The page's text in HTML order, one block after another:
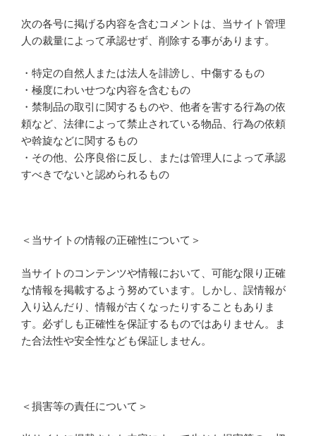
次の各号に掲げる内容を含むコメントは、当サイト管理
人の裁量によって承認せず、削除する事があります。
・特定の自然人または法人を誹謗し、中傷するもの
・極度にわいせつな内容を含むもの
・禁制品の取引に関するものや、他者を害する行為の依
頼など、法律によって禁止されている物品、行為の依頼
や斡旋などに関するもの
・その他、公序良俗に反し、または管理人によって承認
すべきでないと認められるもの
＜当サイトの情報の正確性について＞
当サイトのコンテンツや情報において、可能な限り正確
な情報を掲載するよう努めています。しかし、誤情報が
入り込んだり、情報が古くなったりすることもありま
す。必ずしも正確性を保証するものではありません。ま
た合法性や安全性なども保証しません。
＜損害等の責任について＞